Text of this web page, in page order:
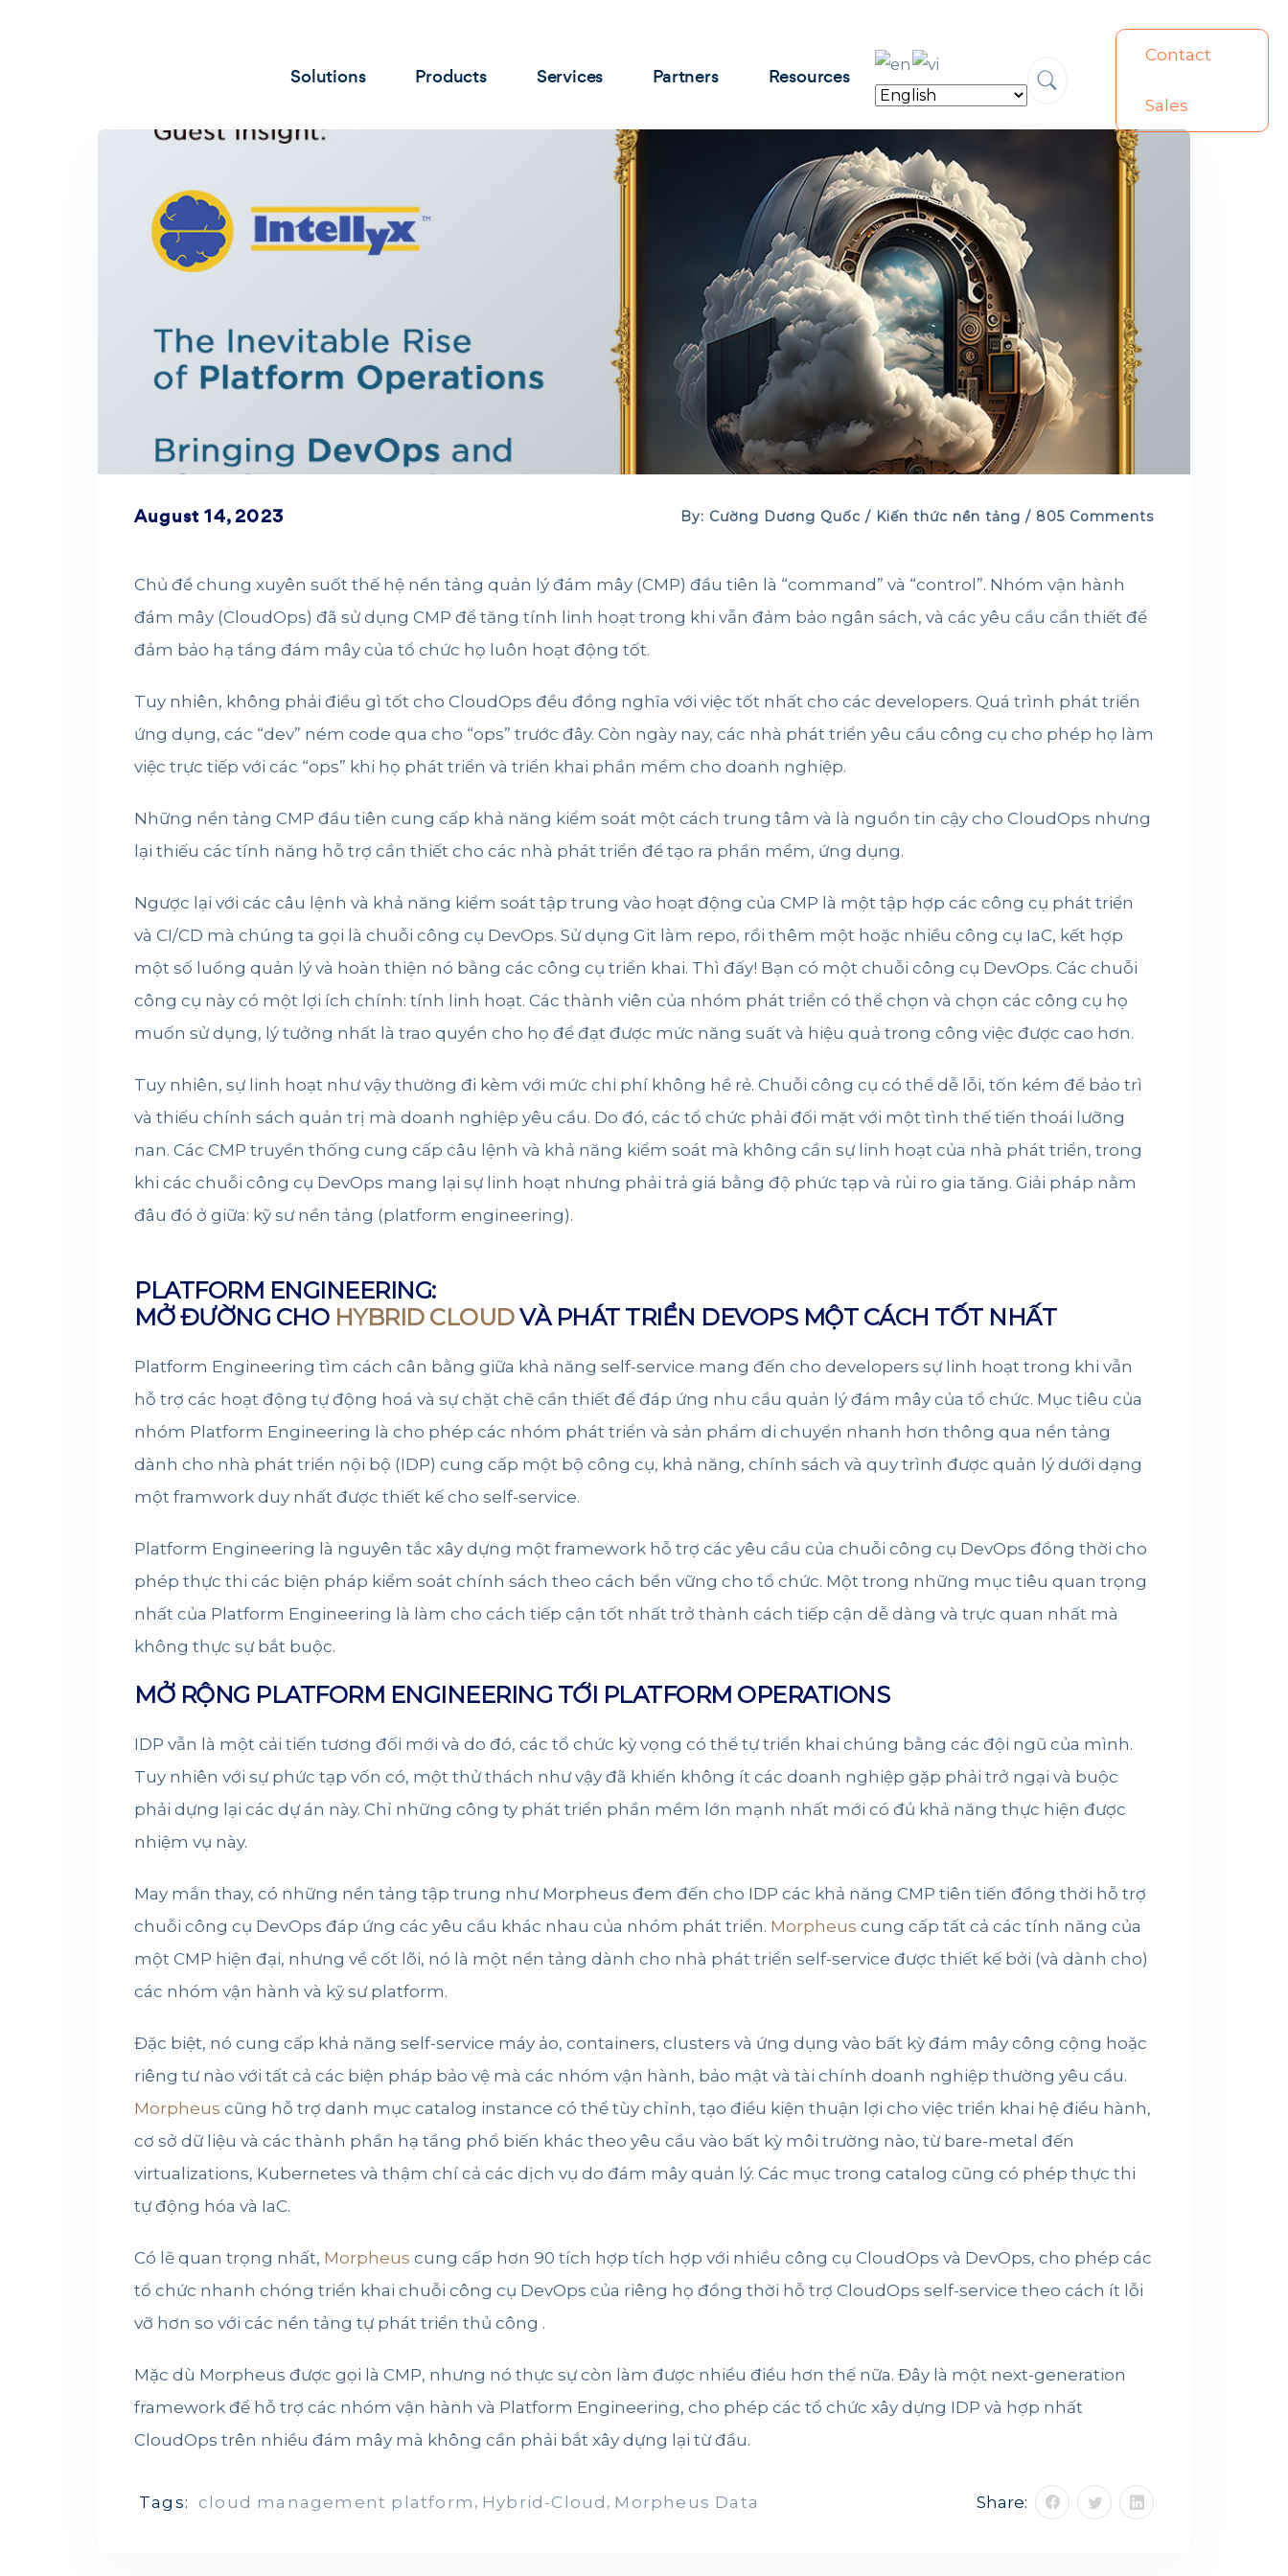
Contact
Sales
Solutions Products Services Partners Resources
August 14, 2023 By: Cường Dương Quốc / Kiến thức nền tảng / 805 Comments
Chủ đề chung xuyên suốt thế hệ nền tảng quản lý đám mây (CMP) đầu tiên là “command” và “control”. Nhóm vận hành
đám mây (CloudOps) đã sử dụng CMP để tăng tính linh hoạt trong khi vẫn đảm bảo ngân sách, và các yêu cầu cần thiết để
đảm bảo hạ tầng đám mây của tổ chức họ luôn hoạt động tốt.
Tuy nhiên, không phải điều gì tốt cho CloudOps đều đồng nghĩa với việc tốt nhất cho các developers. Quá trình phát triển
ứng dụng, các “dev” ném code qua cho “ops” trước đây. Còn ngày nay, các nhà phát triển yêu cầu công cụ cho phép họ làm
việc trực tiếp với các “ops” khi họ phát triển và triển khai phần mềm cho doanh nghiệp.
Những nền tảng CMP đầu tiên cung cấp khả năng kiểm soát một cách trung tâm và là nguồn tin cậy cho CloudOps nhưng
lại thiếu các tính năng hỗ trợ cần thiết cho các nhà phát triển để tạo ra phần mềm, ứng dụng.
Ngược lại với các câu lệnh và khả năng kiểm soát tập trung vào hoạt động của CMP là một tập hợp các công cụ phát triển
và CI/CD mà chúng ta gọi là chuỗi công cụ DevOps. Sử dụng Git làm repo, rồi thêm một hoặc nhiều công cụ IaC, kết hợp
một số luồng quản lý và hoàn thiện nó bằng các công cụ triển khai. Thì đấy! Bạn có một chuỗi công cụ DevOps. Các chuỗi
công cụ này có một lợi ích chính: tính linh hoạt. Các thành viên của nhóm phát triển có thể chọn và chọn các công cụ họ
muốn sử dụng, lý tưởng nhất là trao quyền cho họ để đạt được mức năng suất và hiệu quả trong công việc được cao hơn.
Tuy nhiên, sự linh hoạt như vậy thường đi kèm với mức chi phí không hề rẻ. Chuỗi công cụ có thể dễ lỗi, tốn kém để bảo trì
và thiếu chính sách quản trị mà doanh nghiệp yêu cầu. Do đó, các tổ chức phải đối mặt với một tình thế tiến thoái lưỡng
nan. Các CMP truyền thống cung cấp câu lệnh và khả năng kiểm soát mà không cần sự linh hoạt của nhà phát triển, trong
khi các chuỗi công cụ DevOps mang lại sự linh hoạt nhưng phải trả giá bằng độ phức tạp và rủi ro gia tăng. Giải pháp nằm
đâu đó ở giữa: kỹ sư nền tảng (platform engineering).
PLATFORM ENGINEERING:
MỞ ĐƯỜNG CHO HYBRID CLOUDVÀ PHÁT TRIỂN DEVOPS MỘT CÁCH TỐT NHẤT
Platform Engineering tìm cách cân bằng giữa khả năng self-service mang đến cho developers sự linh hoạt trong khi vẫn
hỗ trợ các hoạt động tự động hoá và sự chặt chẽ cần thiết để đáp ứng nhu cầu quản lý đám mây của tổ chức. Mục tiêu của
nhóm Platform Engineering là cho phép các nhóm phát triển và sản phẩm di chuyển nhanh hơn thông qua nền tảng
dành cho nhà phát triển nội bộ (IDP) cung cấp một bộ công cụ, khả năng, chính sách và quy trình được quản lý dưới dạng
một framwork duy nhất được thiết kế cho self-service.
Platform Engineering là nguyên tắc xây dựng một framework hỗ trợ các yêu cầu của chuỗi công cụ DevOps đồng thời cho
phép thực thi các biện pháp kiểm soát chính sách theo cách bền vững cho tổ chức. Một trong những mục tiêu quan trọng
nhất của Platform Engineering là làm cho cách tiếp cận tốt nhất trở thành cách tiếp cận dễ dàng và trực quan nhất mà
không thực sự bắt buộc.
MỞ RỘNG PLATFORM ENGINEERING TỚI PLATFORM OPERATIONS
IDP vẫn là một cải tiến tương đối mới và do đó, các tổ chức kỳ vọng có thể tự triển khai chúng bằng các đội ngũ của mình.
Tuy nhiên với sự phức tạp vốn có, một thử thách như vậy đã khiến không ít các doanh nghiệp gặp phải trở ngại và buộc
phải dựng lại các dự án này. Chỉ những công ty phát triển phần mềm lớn mạnh nhất mới có đủ khả năng thực hiện được
nhiệm vụ này.
May mắn thay, có những nền tảng tập trung như Morpheus đem đến cho IDP các khả năng CMP tiên tiến đồng thời hỗ trợ
chuỗi công cụ DevOps đáp ứng các yêu cầu khác nhau của nhóm phát triển. Morpheus cung cấp tất cả các tính năng của
một CMP hiện đại, nhưng về cốt lõi, nó là một nền tảng dành cho nhà phát triển self-service được thiết kế bởi (và dành cho)
các nhóm vận hành và kỹ sư platform.
Đặc biệt, nó cung cấp khả năng self-service máy ảo, containers, clusters và ứng dụng vào bất kỳ đám mây công cộng hoặc
riêng tư nào với tất cả các biện pháp bảo vệ mà các nhóm vận hành, bảo mật và tài chính doanh nghiệp thường yêu cầu.
Morpheus cũng hỗ trợ danh mục catalog instance có thể tùy chỉnh, tạo điều kiện thuận lợi cho việc triển khai hệ điều hành,
cơ sở dữ liệu và các thành phần hạ tầng phổ biến khác theo yêu cầu vào bất kỳ môi trường nào, từ bare-metal đến
virtualizations, Kubernetes và thậm chí cả các dịch vụ do đám mây quản lý. Các mục trong catalog cũng có phép thực thi
tự động hóa và IaC.
Có lẽ quan trọng nhất, Morpheus cung cấp hơn 90 tích hợp tích hợp với nhiều công cụ CloudOps và DevOps, cho phép các
tổ chức nhanh chóng triển khai chuỗi công cụ DevOps của riêng họ đồng thời hỗ trợ CloudOps self-service theo cách ít lỗi
vỡ hơn so với các nền tảng tự phát triển thủ công .
Mặc dù Morpheus được gọi là CMP, nhưng nó thực sự còn làm được nhiều điều hơn thế nữa. Đây là một next-generation
framework để hỗ trợ các nhóm vận hành và Platform Engineering, cho phép các tổ chức xây dựng IDP và hợp nhất
CloudOps trên nhiều đám mây mà không cần phải bắt xây dựng lại từ đầu.
Tags: cloud management platform , Hybrid-Cloud , Morpheus Data Share: